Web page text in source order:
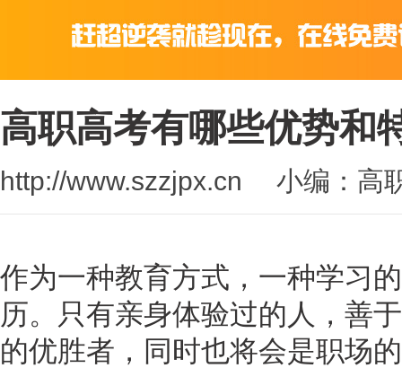
高职高考有哪些优势和
http://www.szzjpx.cn 小编：高
作为一种教育方式，一种学习
历。只有亲身体验过的人，善
的优胜者，同时也将会是职场